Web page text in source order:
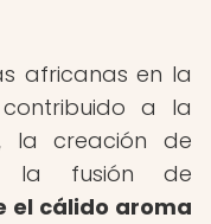
africanas en la
a la
la creación de
la fusión de
el cálido aroma